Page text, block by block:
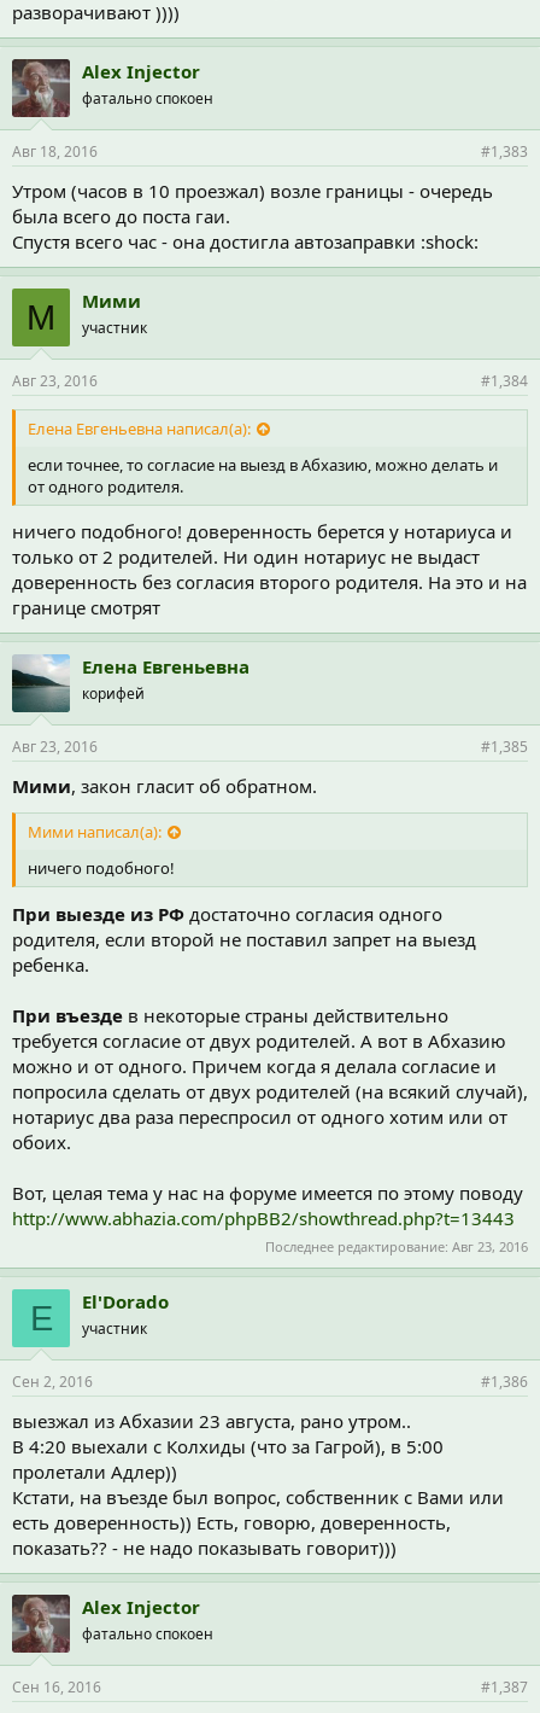
разворачивают ))))
Alex Injector
фатально спокоен
Авг 18, 2016 #1,383
Утром (часов в 10 проезжал) возле границы - очередь
была всего до поста гаи.
Спустя всего час - она достигла автозаправки :shock:
М Мими
участник
Авг 23, 2016 #1,384
Елена Евгеньевна написал(а):
если точнее, то согласие на выезд в Абхазию, можно делать и
от одного родителя.
ничего подобного! доверенность берется у нотариуса и
только от 2 родителей. Ни один нотариус не выдаст
доверенность без согласия второго родителя. На это и на
границе смотрят
Елена Евгеньевна
корифей
Авг 23, 2016 #1,385
Мими, закон гласит об обратном.
Мими написал(а):
ничего подобного!
При выезде из РФ достаточно согласия одного
родителя, если второй не поставил запрет на выезд
ребенка.
При въезде в некоторые страны действительно
требуется согласие от двух родителей. А вот в Абхазию
можно и от одного. Причем когда я делала согласие и
попросила сделать от двух родителей (на всякий случай),
нотариус два раза переспросил от одного хотим или от
обоих.
Вот, целая тема у нас на форуме имеется по этому поводу
http://www.abhazia.com/phpBB2/showthread.php?t=13443
Последнее редактирование: Авг 23, 2016
E El'Dorado
участник
Сен 2, 2016 #1,386
выезжал из Абхазии 23 августа, рано утром..
В 4:20 выехали с Колхиды (что за Гагрой), в 5:00
пролетали Адлер))
Кстати, на въезде был вопрос, собственник с Вами или
есть доверенность)) Есть, говорю, доверенность,
показать?? - не надо показывать говорит)))
Alex Injector
фатально спокоен
Сен 16, 2016 #1,387